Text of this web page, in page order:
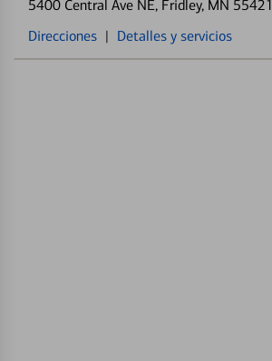
5400 Central Ave NE, Fridley, MN 55421
Direcciones | Detalles y servicios